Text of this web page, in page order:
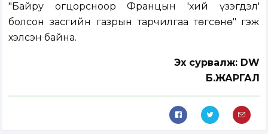
"Байру огцорсноор Францын 'хий үзэгдэл'
болсон засгийн газрын тарчилгаа төгсөнө" гэж
хэлсэн байна.
Эх сурвалж: DW
Б.ЖАРГАЛ